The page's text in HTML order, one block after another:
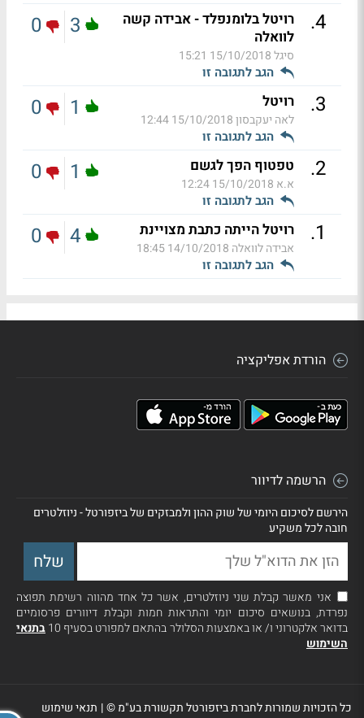
4
.
רויטל בלומנפלד - אבידה קשה
לוואלה
סיגל15/10/2018 15:21
הגב לתגובה זו
3
0
3
. רויטל
לאה יעקבסון15/10/2018 12:44
הגב לתגובה זו
1
0
2
. טפטוף הפך לגשם
א.א 15/10/2018 12:24
הגב לתגובה זו
1
0
1
. רויטל הייתה כתבת מצויינת
אבידה לוואלה 14/10/2018 18:45
הגב לתגובה זו
4
0
הורדת אפליקציה
הרשמה לדיוור
הירשם לסיכום היומי של שוק ההון ולמבזקים של ביזפורטל - ניוזלטרים
חובה לכל משקיע
אני מאשר קבלת שני ניוזלטרים, אשר כל אחד מהווה רשימת תפוצה
נפרדת, בנושאים סיכום יומי והתראות חמות וקבלת דיוורים פרסומיים
בדואר אלקטרוני ו/ או באמצעות הסלולר בהתאם למפורט בסעיף 10
בתנאי
השימוש
כל הזכויות שמורות לחברת ביזפורטל תקשורת בע"מ ©| תנאי שימוש